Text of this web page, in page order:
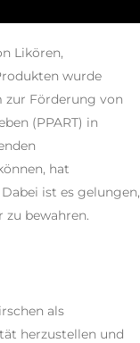
Likören,
wurde
zur Förderung von
(PPART) in
hat
ist es gelungen,
zu bewahren.
als
herzustellen und